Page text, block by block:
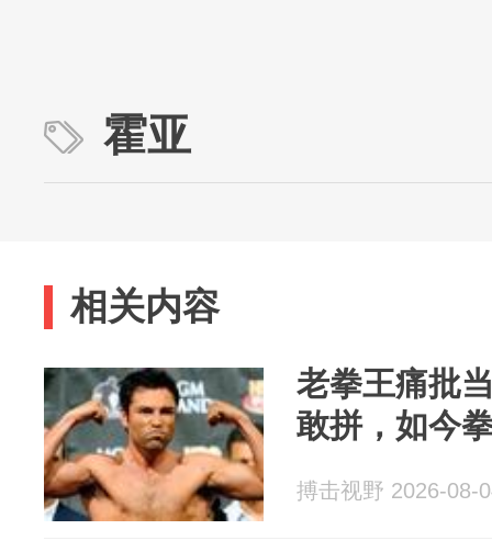
霍亚
相关内容
老拳王痛批
敢拼，如今
搏击视野 2026-08-